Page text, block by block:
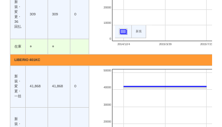
2014/12/4 2015/3/29 2015/7/23
0
10000
20000
新規
新
規・
変
更・
36
回払
309 309 0
在庫 ○ ○
LIBERIO 401KC
新
規・
変
更・
一括
41,868 41,868 0
20000
30000
40000
50000
新
規・